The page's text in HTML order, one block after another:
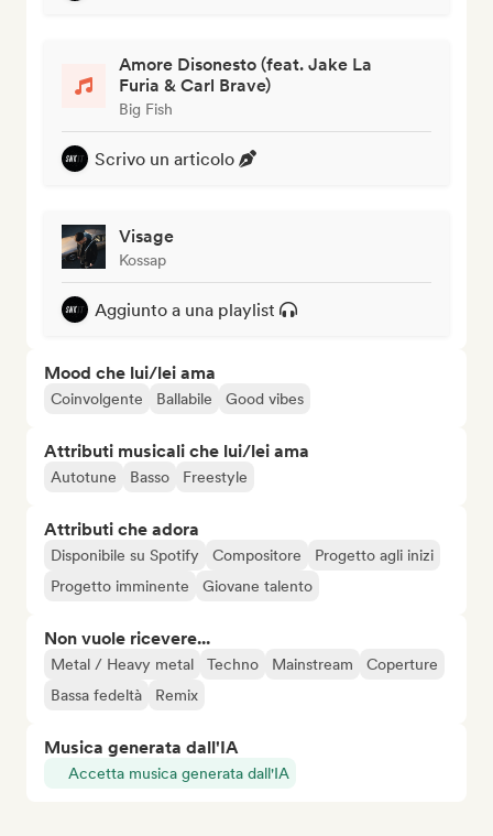
Amore Disonesto (feat. Jake La
Furia & Carl Brave)
Big Fish
Scrivo un articolo
Visage
Kossap
Aggiunto a una playlist
Mood che lui/lei ama
Coinvolgente Ballabile Good vibes
Attributi musicali che lui/lei ama
Autotune Basso Freestyle
Attributi che adora
Disponibile su Spotify Compositore
Progetto agli inizi
Progetto imminente
Giovane talento
Non vuole ricevere...
Metal / Heavy metal Techno Mainstream
Coperture
Bassa fedeltà
Remix
Musica generata dall'IA
Accetta musica generata dall'IA